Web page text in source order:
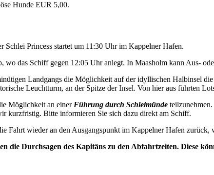
Hunde EUR 5,00.
Schlei Princess startet um 11:30 Uhr im Kappelner Hafen.
wo das Schiff gegen 12:05 Uhr anlegt. In Maasholm kann Aus-
Landgangs die Möglichkeit auf der idyllischen Halbinsel
Leuchtturm, an der Spitze der Insel. Von hier aus führten
Möglichkeit an einer Führung durch Schleimünde
kurzfristig. Bitte informieren Sie sich dazu direkt am Schiff.
Fahrt wieder an den Ausgangspunkt im Kappelner Hafen zurück,
die Durchsagen des Kapitäns zu den Abfahrtzeiten. Diese